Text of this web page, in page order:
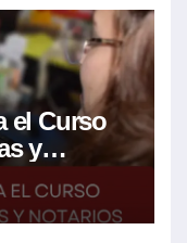
el Curso
y